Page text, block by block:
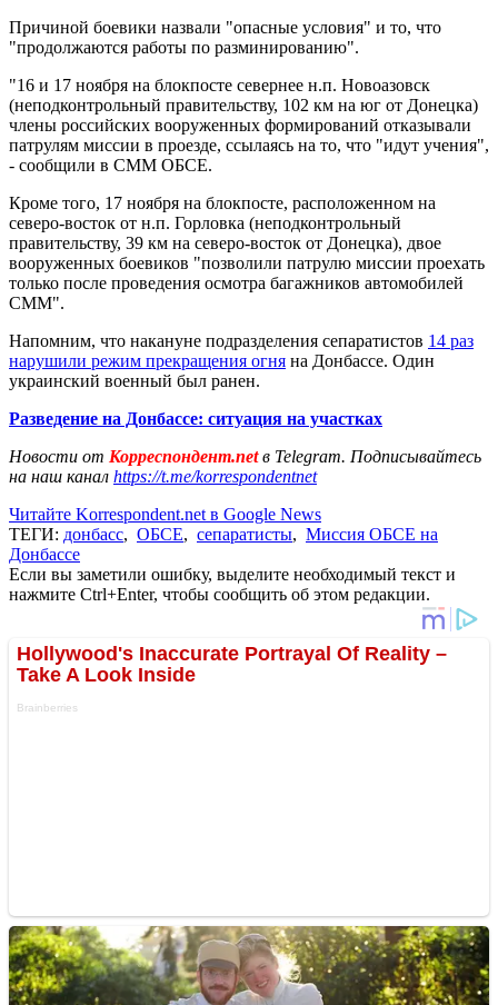
Причиной боевики назвали "опасные условия" и то, что
"продолжаются работы по разминированию".
"16 и 17 ноября на блокпосте севернее н.п. Новоазовск
(неподконтрольный правительству, 102 км на юг от Донецка)
члены российских вооруженных формирований отказывали
патрулям миссии в проезде, ссылаясь на то, что "идут учения",
- сообщили в СММ ОБСЕ.
Кроме того, 17 ноября на блокпосте, расположенном на
северо-восток от н.п. Горловка (неподконтрольный
правительству, 39 км на северо-восток от Донецка), двое
вооруженных боевиков "позволили патрулю миссии проехать
только после проведения осмотра багажников автомобилей
СММ".
Напомним, что накануне подразделения сепаратистов 14 раз
нарушили режим прекращения огня на Донбассе. Один
украинский военный был ранен.
Разведение на Донбассе: ситуация на участках
Новости от Корреспондент.netв Telegram. Подписывайтесь
на наш канал https://t.me/korrespondentnet
Читайте Korrespondent.net в Google News
ТЕГИ: донбасс, ОБСЕ, сепаратисты, Миссия ОБСЕ на
Донбассе
Если вы заметили ошибку, выделите необходимый текст и
нажмите Ctrl+Enter, чтобы сообщить об этом редакции.